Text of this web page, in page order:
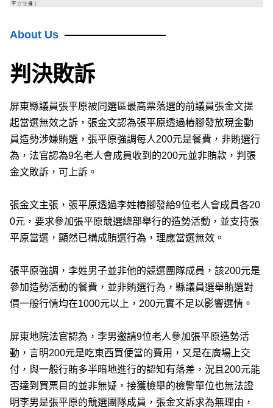
About Us
判決敗訴
屏東縣議員張平原被同選區最高票落選的前議員張金文提
起當選無效之訴，張金文認為張平原透過樁腳發放現金動
員造勢涉嫌賄選，張平原強調每人200元是餐費，非賄選行
為，法官認為9名老人會成員收到的200元並非賄款，判張
金文敗訴，可上訴。
張金文主張，張平原透過李姓樁腳發給9位老人會成員各20
0元，要求參加張平原競選總部舉行的造勢活動，並支持張
平原當選，顯然已構成賄選行為，理應當選無效。
張平原強調，李姓男子並非他的競選團隊成員，該200元是
參加造勢活動的餐費，並非賄選行為，縣議員選舉賄選對
價一般行情均在1000元以上，200元實不足以影響選情。
屏東地院法官認為，李男邀請9位老人參加張平原造勢活
動，言明200元是吃東西買便當的費用，又是在廣場上交
付，與一般行賄多半暗地進行的認知有落差，況且200元能
否達到買票目的並非無疑，接獲檢舉的檢警單位也無法證
明李男是張平原的競選團隊成員，張金文訴求為無理由，